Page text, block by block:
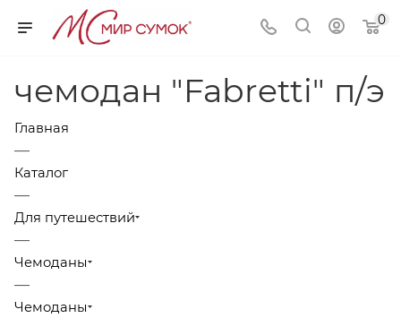
0
чемодан "Fabretti" п/э
Главная
—
Каталог
—
Для путешествий
—
Чемоданы
—
Чемоданы